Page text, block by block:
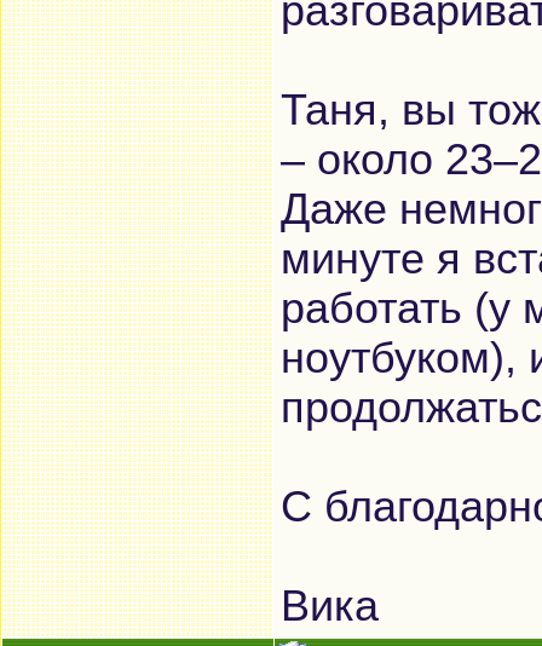
Таня, вы
– около
Даже
минуте я
работать (у
ноутбуком),
С
Вика